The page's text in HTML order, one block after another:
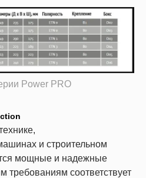
Power PRO
и строительном
мощные и надежные
требованиям соответствует